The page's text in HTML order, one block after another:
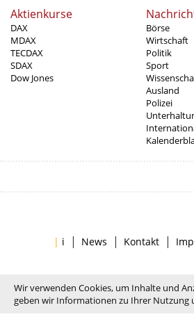
Aktienkurse
DAX
MDAX
TECDAX
SDAX
Dow Jones
Börse
Wirtschaft
Politik
Sport
Ausland
Polizei
| i | News | Kontakt |
Wir verwenden Cookies, um Inhalte und
geben wir Informationen zu Ihrer Nutzung